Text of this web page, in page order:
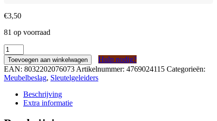
€3,50
81 op voorraad
Sleutelgeleider
Messing
Antiek
vlak
14x24mm
aantal
Toevoegen aan winkelwagen
Hulp nodig?
EAN: 8032202076073 Artikelnummer: 4769024115 Categorieën:
Meubelbeslag, Sleutelgeleiders
Beschrijving
Extra informatie